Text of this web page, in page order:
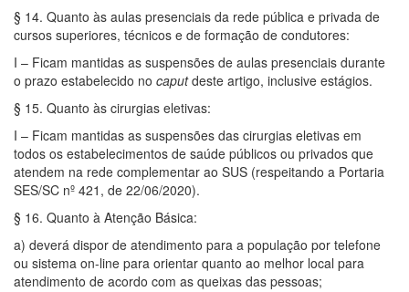
§ 14. Quanto às aulas presenciais da rede pública e privada de
cursos superiores, técnicos e de formação de condutores:
I – Ficam mantidas as suspensões de aulas presenciais durante
o prazo estabelecido no caputdeste artigo, inclusive estágios.
§ 15. Quanto às cirurgias eletivas:
I – Ficam mantidas as suspensões das cirurgias eletivas em
todos os estabelecimentos de saúde públicos ou privados que
atendem na rede complementar ao SUS (respeitando a Portaria
SES/SC nº 421, de 22/06/2020).
§ 16. Quanto à Atenção Básica:
a) deverá dispor de atendimento para a população por telefone
ou sistema on-line para orientar quanto ao melhor local para
atendimento de acordo com as queixas das pessoas;